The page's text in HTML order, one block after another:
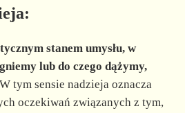
ostanem umysłu, w
lub do czego dążymy,
tym sensie nadzieja oznacza
oczekiwań związanych z tym,